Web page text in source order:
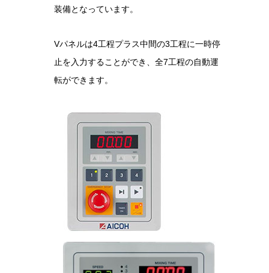
装備となっています。
Vパネルは4工程プラス中間の3工程に一時停
止を入力することができ、全7工程の自動運
転ができます。